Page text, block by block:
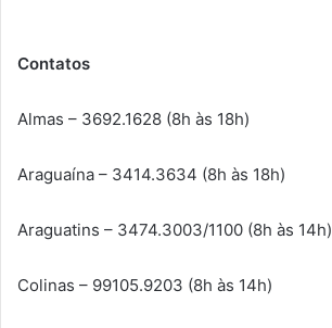
Contatos
Almas – 3692.1628 (8h às 18h)
Araguaína – 3414.3634 (8h às 18h)
Araguatins – 3474.3003/1100 (8h às 14h)
Colinas – 99105.9203 (8h às 14h)